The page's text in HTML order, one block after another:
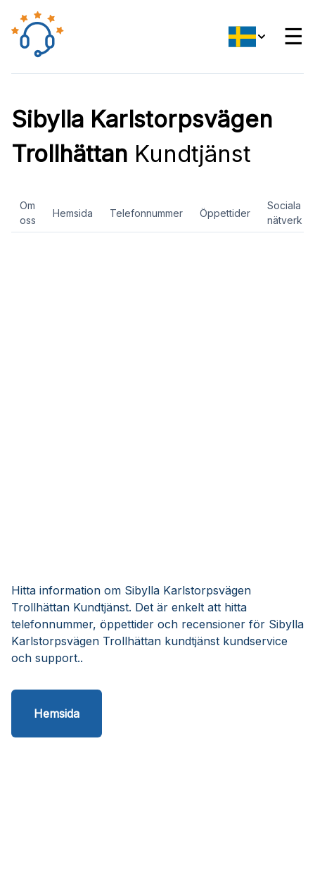
☰
Sibylla Karlstorpsvägen
Trollhättan Kundtjänst
Om
oss
Hemsida Telefonnummer Öppettider
Sociala
nätverk
Hitta information om Sibylla Karlstorpsvägen
Trollhättan Kundtjänst. Det är enkelt att hitta
telefonnummer, öppettider och recensioner för Sibylla
Karlstorpsvägen Trollhättan kundtjänst kundservice
och support..
Hemsida